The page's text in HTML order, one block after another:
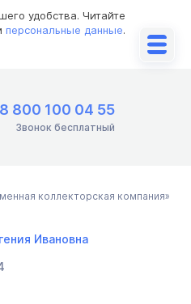
удобства. Читайте
персональные данные.
8 800 100 04 55
Звонок бесплатный
коллекторская компания»
Ивановна